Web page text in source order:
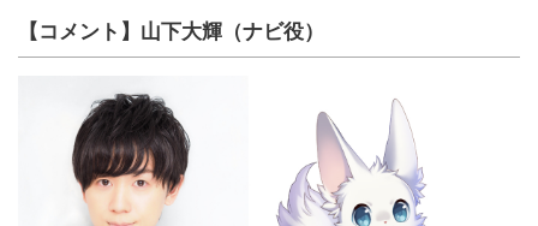
【コメント】山下大輝（ナビ役）